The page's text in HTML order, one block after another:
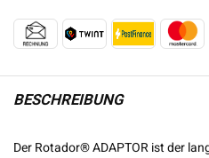
BESCHREIBUNG
Der Rotador® ADAPTOR ist der